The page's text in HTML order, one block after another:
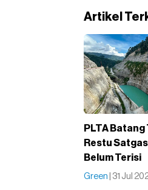
Artikel
PLTA
Restu
Belum Terisi
Green | 31 Jul